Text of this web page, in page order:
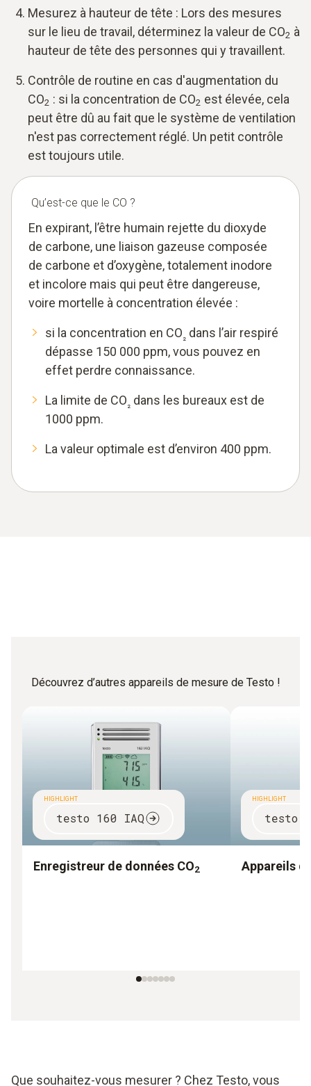
Mesurez à hauteur de tête : Lors des mesures
sur le lieu de travail, déterminez la valeur de CO2 à
hauteur de tête des personnes qui y travaillent.
Contrôle de routine en cas d'augmentation du
CO2 : si la concentration de CO2 est élevée, cela
peut être dû au fait que le système de ventilation
n'est pas correctement réglé. Un petit contrôle
est toujours utile.
Qu’est-ce que le CO ?
En expirant, l’être humain rejette du dioxyde
de carbone, une liaison gazeuse composée
de carbone et d’oxygène, totalement inodore
et incolore mais qui peut être dangereuse,
voire mortelle à concentration élevée :
si la concentration en CO₂ dans l’air respiré
dépasse 150 000 ppm, vous pouvez en
effet perdre connaissance.
La limite de CO₂ dans les bureaux est de
1000 ppm.
La valeur optimale est d’environ 400 ppm.
Découvrez d’autres appareils de mesure de Testo !
HIGHLIGHT
testo 160 IAQ
Enregistreur de données CO2
HIGHLIGHT
testo
Appareils
Que souhaitez-vous mesurer ? Chez Testo, vous